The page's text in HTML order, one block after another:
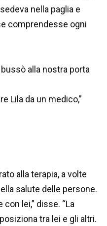
nella paglia e
comprendesse ogni
alla nostra porta
Lila da un medico,”
alla terapia, a volte
salute delle persone.
lei,” disse. “La
tra lei e gli altri.